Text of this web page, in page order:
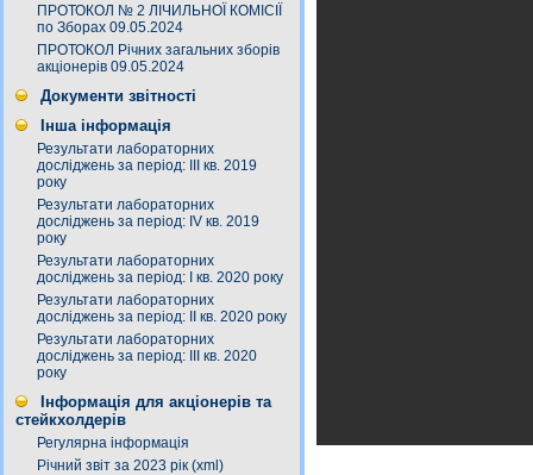
ПРОТОКОЛ № 2 ЛІЧИЛЬНОЇ КОМІСІЇ
по Зборах 09.05.2024
ПРОТОКОЛ Річних загальних зборів
акціонерів 09.05.2024
Документи звітності
Інша інформація
Результати лабораторних
досліджень за період: III кв. 2019
року
Результати лабораторних
досліджень за період: IV кв. 2019
року
Результати лабораторних
досліджень за період: I кв. 2020 року
Результати лабораторних
досліджень за період: ІI кв. 2020 року
Результати лабораторних
досліджень за період: ІІІ кв. 2020
року
Інформація для акціонерів та
стейкхолдерів
Регулярна інформація
Річний звіт за 2023 рік (xml)